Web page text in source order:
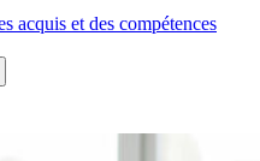
acquis et des compétences